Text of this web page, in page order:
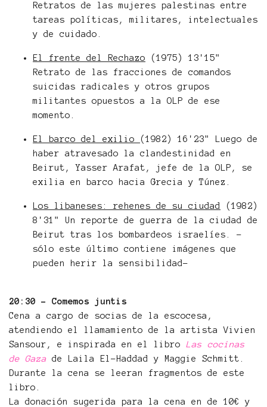
Retratos de las mujeres palestinas entre
tareas políticas, militares, intelectuales
y de cuidado.
El frente del Rechazo
(1975) 13'15"
Retrato de las fracciones de comandos
suicidas radicales y otros grupos
militantes opuestos a la OLP de ese
momento.
El barco del exilio (1982) 16'23" Luego de
haber atravesado la clandestinidad en
Beirut, Yasser Arafat, jefe de la OLP, se
exilia en barco hacia Grecia y Túnez.
Los libaneses: rehenes de su ciudad
(1982)
8'31" Un reporte de guerra de la ciudad de
Beirut tras los bombardeos israelíes. -
sólo este último contiene imágenes que
pueden herir la sensibilidad-
20 :30 - Comemos juntis
Cena a cargo de socias de la escocesa,
atendiendo el llamamiento de la artista Vivien
Sansour , e inspirada en el libro Las cocinas
de Gaza de Laila El-Haddad y Maggie Schmitt.
Durante la cena se leeran fragmentos de este
libro.
La donación sugerida para la cena en de 10€ y